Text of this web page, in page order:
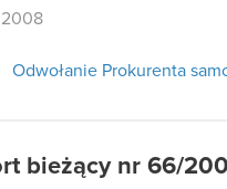
2008
Odwołanie Prokurenta
bieżący nr 66/